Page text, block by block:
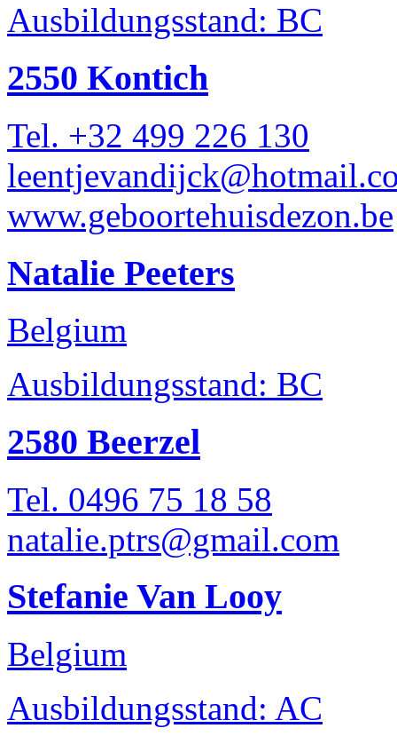
Ausbildungsstand: BC
2550 Kontich
Tel. +32 499 226 130
www.geboortehuisdezon.be
Natalie Peeters
Belgium
Ausbildungsstand: BC
2580 Beerzel
Tel. 0496 75 18 58
natalie.ptrs@gmail.com
Stefanie Van Looy
Belgium
Ausbildungsstand: AC